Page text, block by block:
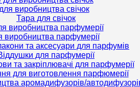
виробництва свічок
Тара для свічок
виробництва парфумерії
та аксесуари для парфумів
для парфумерії
та закріплювачі для парфумерії
для виготовлення парфюмерії